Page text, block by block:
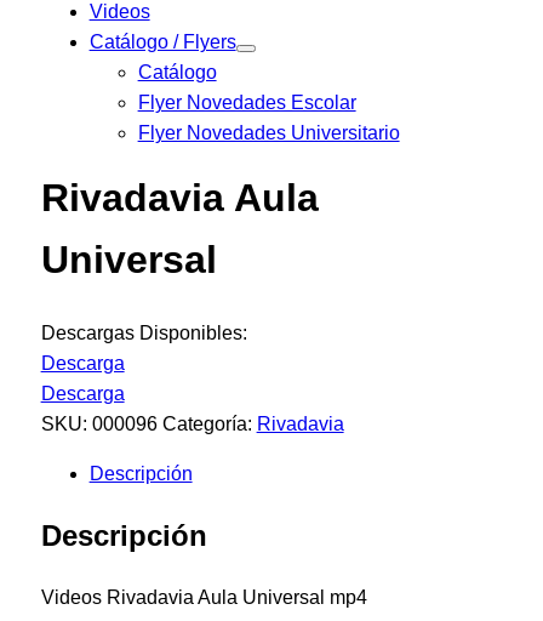
Videos
Catálogo / Flyers
Catálogo
Flyer Novedades Escolar
Flyer Novedades Universitario
Rivadavia Aula
Universal
Descargas Disponibles:
Descarga
Descarga
SKU: 000096 Categoría: Rivadavia
Descripción
Descripción
Videos Rivadavia Aula Universal mp4